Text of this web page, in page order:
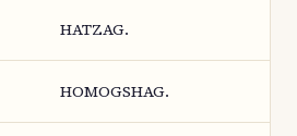
HATZAG.
HOMOGSHAG.